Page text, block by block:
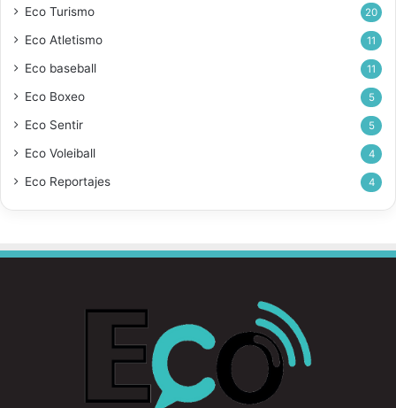
Eco Turismo 20
Eco Atletismo 11
Eco baseball 11
Eco Boxeo 5
Eco Sentir 5
Eco Voleiball 4
Eco Reportajes 4